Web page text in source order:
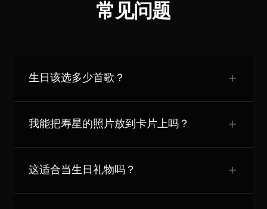
常见问题
生日该选多少首歌？
我能把寿星的照片放到卡片上吗？
这适合当生日礼物吗？